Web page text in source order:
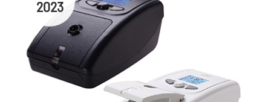
2023